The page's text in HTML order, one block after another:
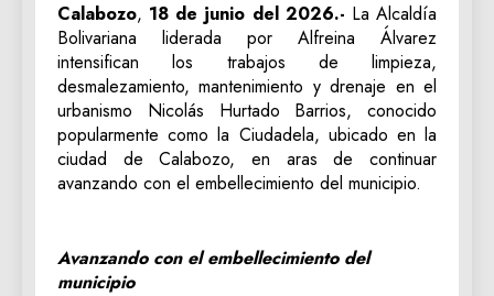
Calabozo, 18 de junio del 2026.- La Alcaldía
Bolivariana liderada por Alfreina Álvarez
intensifican los trabajos de limpieza,
desmalezamiento, mantenimiento y drenaje en el
urbanismo Nicolás Hurtado Barrios, conocido
popularmente como la Ciudadela, ubicado en la
ciudad de Calabozo, en aras de continuar
avanzando con el embellecimiento del municipio.
Avanzando con el embellecimiento del
municipio